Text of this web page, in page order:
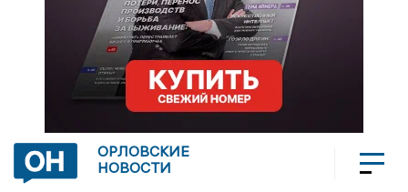
ОРЛОВСКИЕ
НОВОСТИ